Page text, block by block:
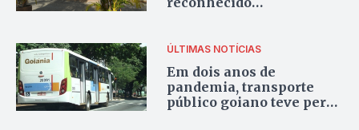
Awards
ÚLTIMAS NOTÍCIAS
Em dois anos de
pandemia, transporte
público goiano teve perda